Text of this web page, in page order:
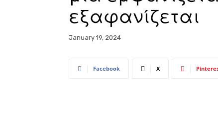
εξαφανίζεται
January 19, 2024
Facebook X